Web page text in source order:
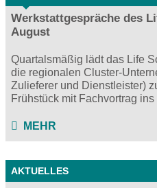
Werkstattgespräche des
August
Quartalsmäßig lädt das Life
die regionalen Cluster-
Zulieferer und Dienstleister)
Frühstück mit Fachvortrag
MEHR
AKTUELLES